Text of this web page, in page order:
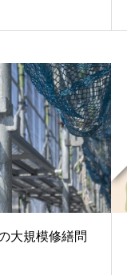
大規模修繕問